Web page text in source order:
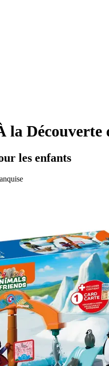
la Découverte
les enfants